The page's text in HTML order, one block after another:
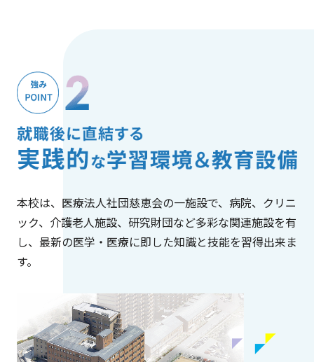
本校は、医療法人社団慈恵会の一施設で、病院、クリニ
ック、介護老人施設、研究財団など多彩な関連施設を有
し、最新の医学・医療に即した知識と技能を習得出来ま
す。